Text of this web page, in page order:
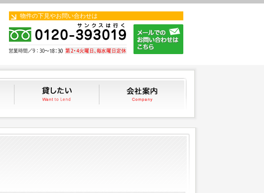
物件の下見やお問い合わせは
借りたい 貸したい